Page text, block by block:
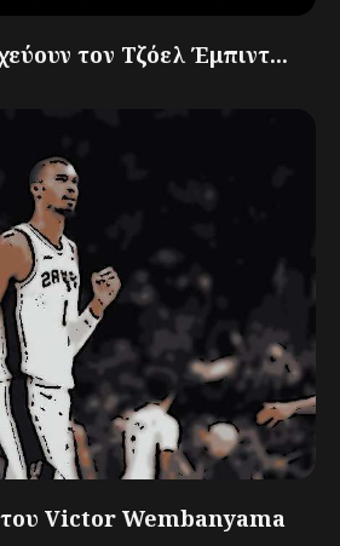
τον Τζόελ Έμπιντ...
Victor Wembanyama